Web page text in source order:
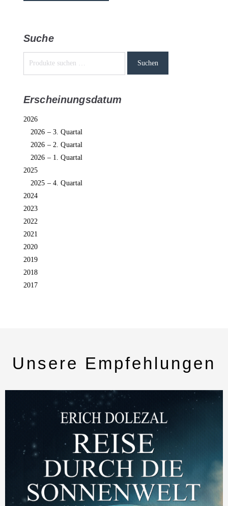
Suche
Suchen
Erscheinungsdatum
2026
2026 – 3. Quartal
2026 – 2. Quartal
2026 – 1. Quartal
2025
2025 – 4. Quartal
2024
2023
2022
2021
2020
2019
2018
2017
Unsere Empfehlungen